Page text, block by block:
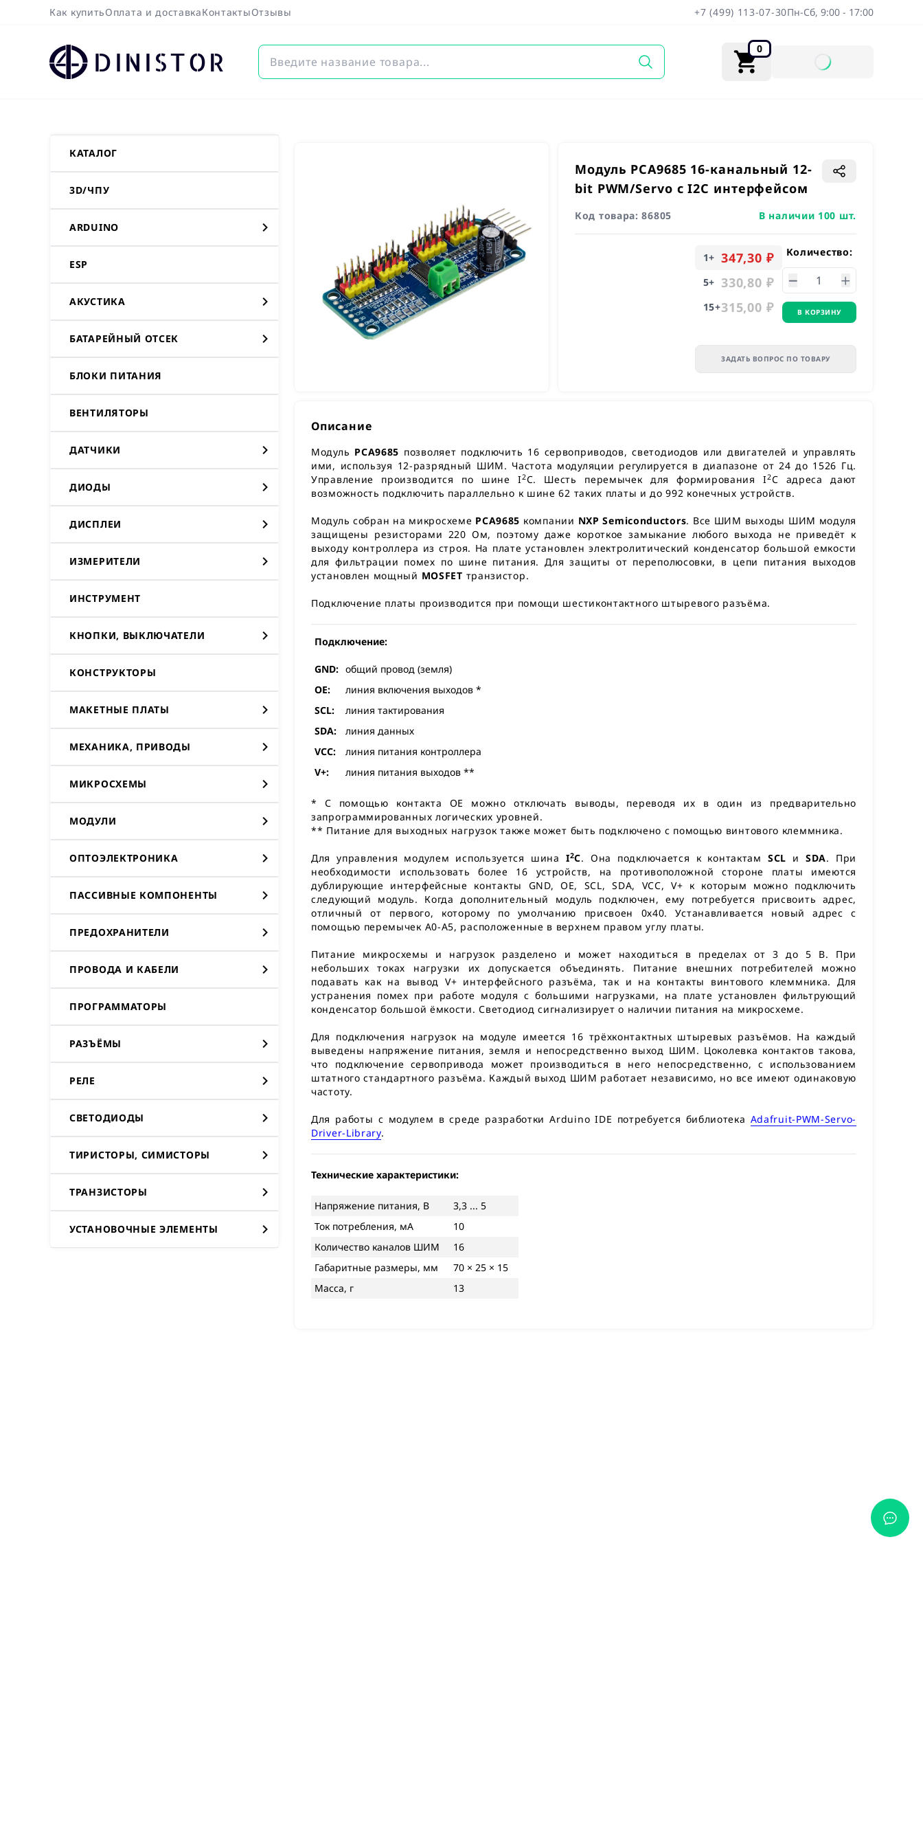
Как купитьОплата и доставкаКонтактыОтзывы +7 (499) 113-07-30Пн-Сб, 9:00 - 17:00
DINISTOR 0
КАТАЛОГ
3D/ЧПУ
ARDUINO
ESP
АКУСТИКА
БАТАРЕЙНЫЙ ОТСЕК
БЛОКИ ПИТАНИЯ
ВЕНТИЛЯТОРЫ
ДАТЧИКИ
ДИОДЫ
ДИСПЛЕИ
ИЗМЕРИТЕЛИ
ИНСТРУМЕНТ
КНОПКИ, ВЫКЛЮЧАТЕЛИ
КОНСТРУКТОРЫ
МАКЕТНЫЕ ПЛАТЫ
МЕХАНИКА, ПРИВОДЫ
МИКРОСХЕМЫ
МОДУЛИ
ОПТОЭЛЕКТРОНИКА
ПАССИВНЫЕ КОМПОНЕНТЫ
ПРЕДОХРАНИТЕЛИ
ПРОВОДА И КАБЕЛИ
ПРОГРАММАТОРЫ
РАЗЪЁМЫ
РЕЛЕ
СВЕТОДИОДЫ
ТИРИСТОРЫ, СИМИСТОРЫ
ТРАНЗИСТОРЫ
УСТАНОВОЧНЫЕ ЭЛЕМЕНТЫ
Модуль PCA9685 16-канальный 12-
bit PWM/Servo с I2C интерфейсом
Код товара:86805 В наличии 100 шт.
1+ 347,30 ₽
5+ 330,80 ₽
15+315,00 ₽
Количество:
В КОРЗИНУ
ЗАДАТЬ ВОПРОС ПО ТОВАРУ
Описание
Модуль PCA9685 позволяет подключить 16 сервоприводов, светодиодов или двигателей и управлять
ими, используя 12-разрядный ШИМ. Частота модуляции регулируется в диапазоне от 24 до 1526 Гц.
Управление производится по шине I2C. Шесть перемычек для формирования I2C адреса дают
возможность подключить параллельно к шине 62 таких платы и до 992 конечных устройств.
Модуль собран на микросхеме PCA9685 компании NXP Semiconductors. Все ШИМ выходы ШИМ модуля
защищены резисторами 220 Ом, поэтому даже короткое замыкание любого выхода не приведёт к
выходу контроллера из строя. На плате установлен электролитический конденсатор большой емкости
для фильтрации помех по шине питания. Для защиты от переполюсовки, в цепи питания выходов
установлен мощный MOSFET транзистор.
Подключение платы производится при помощи шестиконтактного штыревого разъёма.
Подключение:
GND: общий провод (земля)
OE:
линия включения выходов *
SCL:
линия тактирования
SDA:
линия данных
VCC:
линия питания контроллера
V+:
линия питания выходов **
* С помощью контакта OE можно отключать выводы, переводя их в один из предварительно
запрограммированных логических уровней.
** Питание для выходных нагрузок также может быть подключено с помощью винтового клеммника.
Для управления модулем используется шина I2C. Она подключается к контактам SCL и SDA. При
необходимости использовать более 16 устройств, на противоположной стороне платы имеются
дублирующие интерфейсные контакты GND, OE, SCL, SDA, VCC, V+ к которым можно подключить
следующий модуль. Когда дополнительный модуль подключен, ему потребуется присвоить адрес,
отличный от первого, которому по умолчанию присвоен 0х40. Устанавливается новый адрес с
помощью перемычек A0-A5, расположенные в верхнем правом углу платы.
Питание микросхемы и нагрузок разделено и может находиться в пределах от 3 до 5 В. При
небольших токах нагрузки их допускается объединять. Питание внешних потребителей можно
подавать как на вывод V+ интерфейсного разъёма, так и на контакты винтового клеммника. Для
устранения помех при работе модуля с большими нагрузками, на плате установлен фильтрующий
конденсатор большой ёмкости. Светодиод сигнализирует о наличии питания на микросхеме.
Для подключения нагрузок на модуле имеется 16 трёхконтактных штыревых разъёмов. На каждый
выведены напряжение питания, земля и непосредственно выход ШИМ. Цоколевка контактов такова,
что подключение сервопривода может производиться в него непосредственно, с использованием
штатного стандартного разъёма. Каждый выход ШИМ работает независимо, но все имеют одинаковую
частоту.
Для работы с модулем в среде разработки Arduino IDE потребуется библиотека Adafruit-PWM-Servo-
Driver-Library.
Технические характеристики:
Напряжение питания, В
3,3 ... 5
Ток потребления, мА
10
Количество каналов ШИМ
16
Габаритные размеры, мм
70 × 25 × 15
Масса, г
13